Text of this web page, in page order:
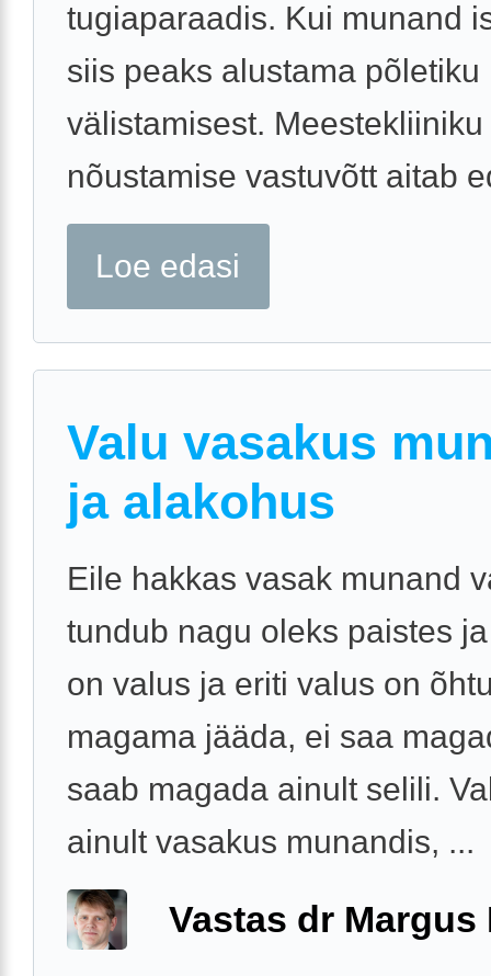
tugiaparaadis. Kui munand
siis peaks alustama põletiku
välistamisest.
nõustamise vastuvõtt aitab
Loe edasi
Valu vasakus
ja alakohus
Eile hakkas vasak munand
tundub nagu oleks paistes
on valus ja eriti valus on
magama jääda, ei saa
saab magada ainult selili.
ainult vasakus munandis, ...
Vastas dr Margus